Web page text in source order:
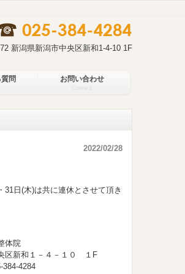
新潟県新潟市中央区新和1-4-10 1F
問 お問い合わせ
2022/02/28
31日(木)は共に連休とさせて頂き
１０ １F